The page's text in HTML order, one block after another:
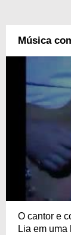
Música
O cantor e
Lia em